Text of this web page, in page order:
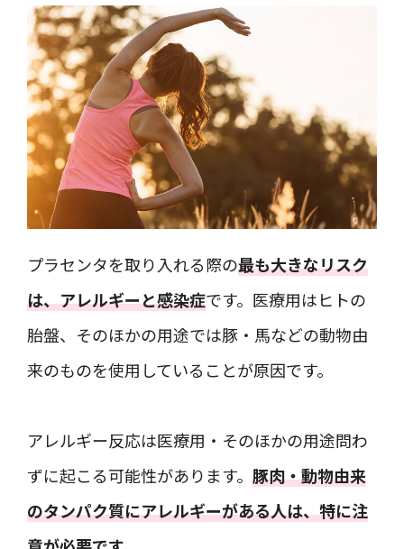
プラセンタを取り入れる際の最も大きなリスク
は、アレルギーと感染症です。医療用はヒトの
胎盤、そのほかの用途では豚・馬などの動物由
来のものを使用していることが原因です。
アレルギー反応は医療用・そのほかの用途問わ
ずに起こる可能性があります。 豚肉・動物由来
のタンパク質にアレルギーがある人は、特に注